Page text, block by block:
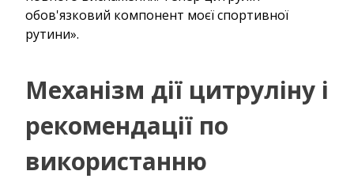
обов'язковий компонент моєї спортивної
рутини».
Механізм дії цитруліну і
рекомендації по
використанню